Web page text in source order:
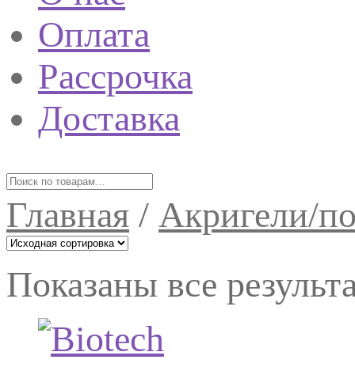
Оплата
Рассрочка
Доставка
Главная / Акригели/
Показаны все